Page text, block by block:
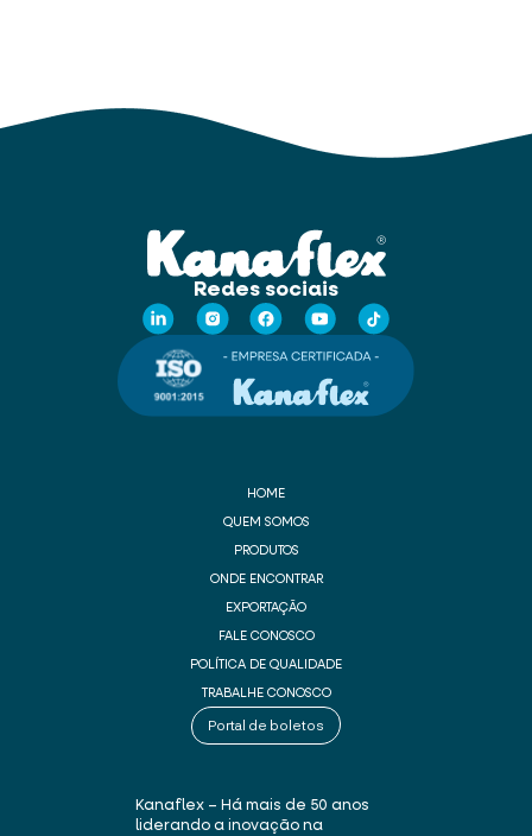
Redes sociais
HOME
QUEM SOMOS
PRODUTOS
ONDE ENCONTRAR
EXPORTAÇÃO
FALE CONOSCO
POLÍTICA DE QUALIDADE
TRABALHE CONOSCO
Portal de boletos
Kanaflex – Há mais de 50 anos
liderando a inovação na